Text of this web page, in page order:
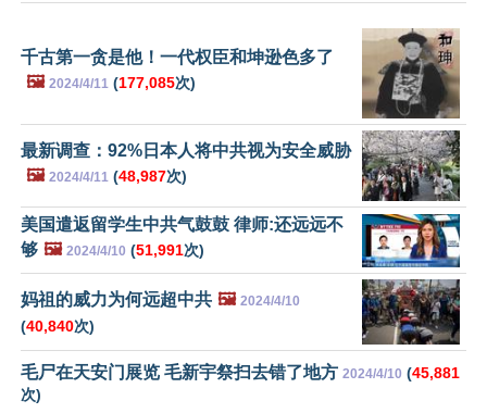
千古第一贪是他！一代权臣和坤逊色多了
🖼️ 2024/4/11 (177,085次)
最新调查：92%日本人将中共视为安全威胁
🖼️ 2024/4/11 (48,987次)
美国遣返留学生中共气鼓鼓 律师:还远远不
够 🖼️ 2024/4/10 (51,991次)
妈祖的威力为何远超中共 🖼️ 2024/4/10
(40,840次)
毛尸在天安门展览 毛新宇祭扫去错了地方 2024/4/10 (45,881
次)